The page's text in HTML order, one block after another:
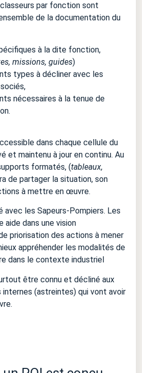
par fonction sont
de la documentation du
à la dite fonction,
missions, guides)
types à décliner avec les
nécessaires à la tenue de
dans chaque cellule du
et maintenu à jour en continu. Au
formatés, (tableaux,
de partager la situation, son
à mettre en œuvre.
avec les Sapeurs-Pompiers. Les
aide dans une vision
priorisation des actions à mener
appréhender les modalités de
dans le contexte industriel
être connu et décliné aux
(astreintes) qui vont avoir